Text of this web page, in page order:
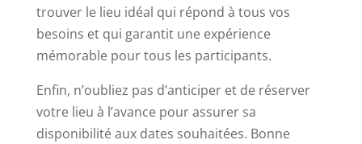
trouver le lieu idéal qui répond à tous vos
besoins et qui garantit une expérience
mémorable pour tous les participants.
Enfin, n’oubliez pas d’anticiper et de réserver
votre lieu à l’avance pour assurer sa
disponibilité aux dates souhaitées. Bonne